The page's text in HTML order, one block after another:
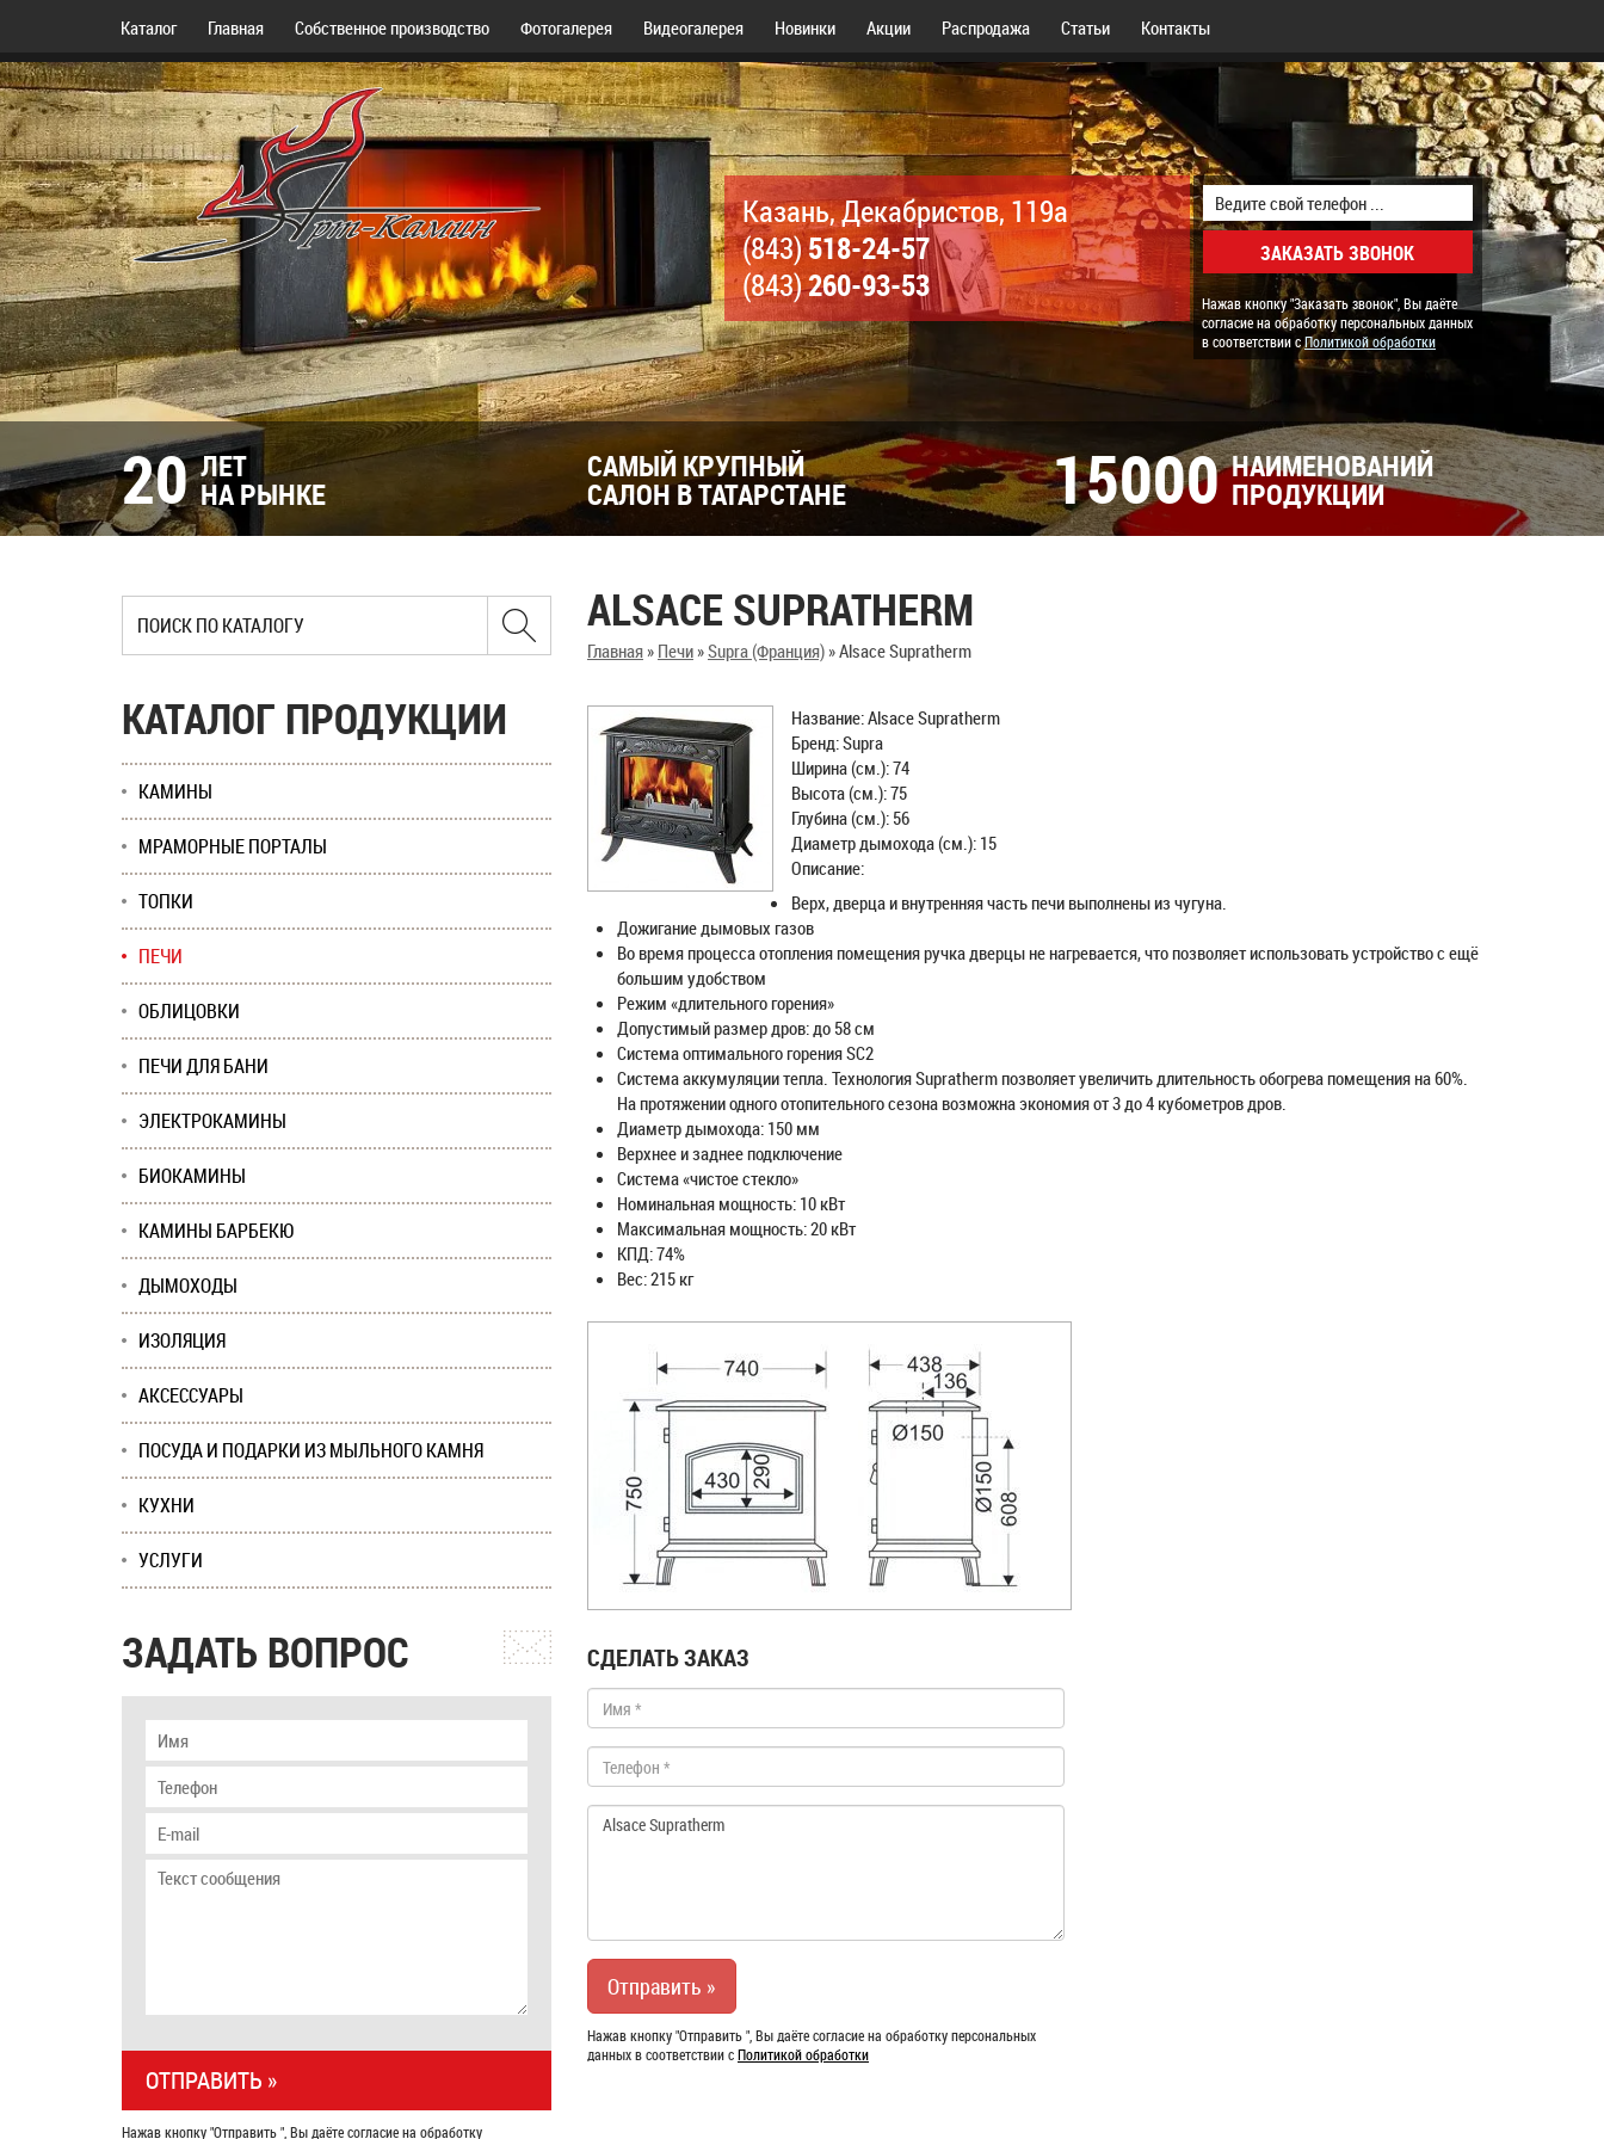
Каталог Главная Собственное производство Фотогалерея Видеогалерея Новинки Акции Распродажа Статьи Контакты
Казань, Декабристов, 119а
(843)518-24-57
(843)260-93-53
Нажав кнопку "Заказать звонок", Вы даёте
согласие на обработку персональных данных
в соответствии сПолитикой обработки
20 ЛЕТ
НА РЫНКЕ
САМЫЙ КРУПНЫЙ
САЛОН В ТАТАРСТАНЕ 15000 НАИМЕНОВАНИЙ
ПРОДУКЦИИ
ALSACE SUPRATHERM
Главная» Печи»Supra (Франция)»Alsace Supratherm
Название: Alsace Supratherm
Бренд: Supra
Ширина (см.): 74
Высота (см.): 75
Глубина (см.): 56
Диаметр дымохода (см.): 15
Описание:
Верх, дверца и внутренняя часть печи выполнены из чугуна.
Дожигание дымовых газов
Во время процесса отопления помещения ручка дверцы не нагревается, что позволяет использовать устройство с ещё
большим удобством
Режим «длительного горения»
Допустимый размер дров: до 58 см
Система оптимального горения SC2
Система аккумуляции тепла. Технология Supratherm позволяет увеличить длительность обогрева помещения на 60%.
На протяжении одного отопительного сезона возможна экономия от 3 до 4 кубометров дров.
Диаметр дымохода: 150 мм
Верхнее и заднее подключение
Система «чистое стекло»
Номинальная мощность: 10 кВт
Максимальная мощность: 20 кВт
КПД: 74%
Вес: 215 кг
СДЕЛАТЬ ЗАКАЗ
Нажав кнопку "Отправить ", Вы даёте согласие на обработку персональных
данных в соответствии сПолитикой обработки
КАТАЛОГ ПРОДУКЦИИ
КАМИНЫ
МРАМОРНЫЕ ПОРТАЛЫ
ТОПКИ
ПЕЧИ
ОБЛИЦОВКИ
ПЕЧИ ДЛЯ БАНИ
ЭЛЕКТРОКАМИНЫ
БИОКАМИНЫ
КАМИНЫ БАРБЕКЮ
ДЫМОХОДЫ
ИЗОЛЯЦИЯ
АКСЕССУАРЫ
ПОСУДА И ПОДАРКИ ИЗ МЫЛЬНОГО КАМНЯ
КУХНИ
УСЛУГИ
ЗАДАТЬ ВОПРОС
Нажав кнопку "Отправить ", Вы даёте согласие на обработку